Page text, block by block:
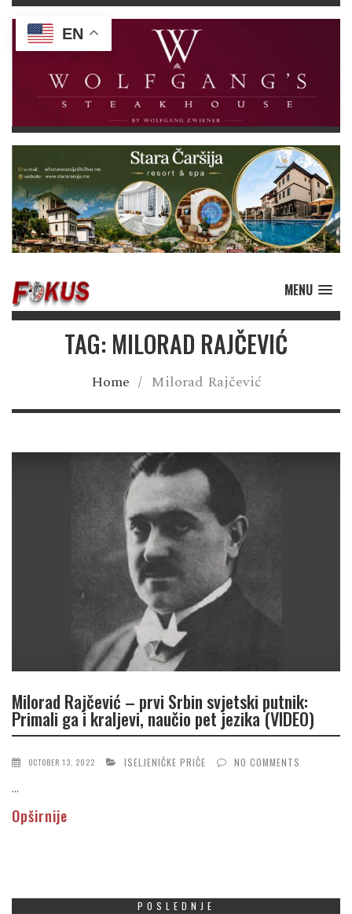
MENU
TAG: MILORAD RAJČEVIĆ
Home / Milorad Rajčević
Milorad Rajčević – prvi Srbin svjetski putnik:
Primali ga i kraljevi, naučio pet jezika (VIDEO)
OCTOBER 13, 2022 ISELJENIČKE PRIČE NO COMMENTS
...
Opširnije
POSLEDNJE
EN